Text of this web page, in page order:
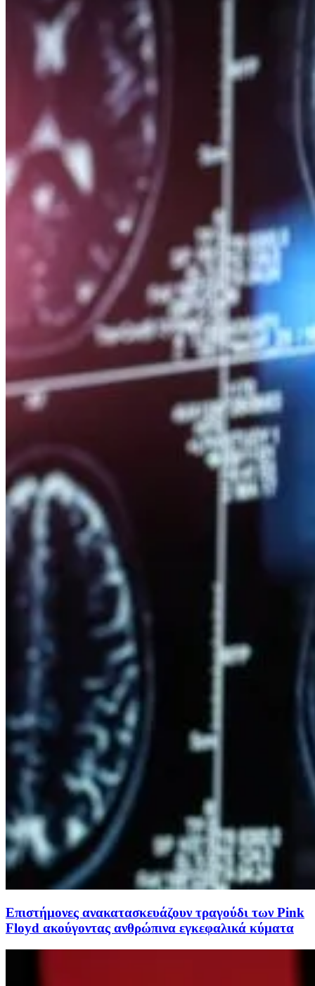
Επιστήμονες ανακατασκευάζουν τραγούδι των Pink
Floyd ακούγοντας ανθρώπινα εγκεφαλικά κύματα